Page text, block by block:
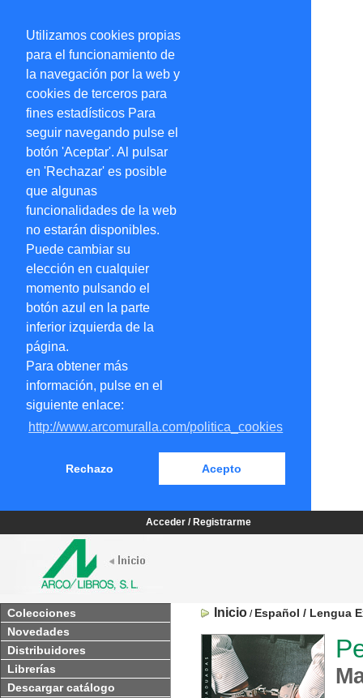
Utilizamos cookies propias
para el funcionamiento de
la navegación por la web y
cookies de terceros para
fines estadísticos Para
seguir navegando pulse el
botón 'Aceptar'. Al pulsar
en 'Rechazar' es posible
que algunas
funcionalidades de la web
no estarán disponibles.
Puede cambiar su
elección en cualquier
momento pulsando el
botón azul en la parte
inferior izquierda de la
página.
Para obtener más
información, pulse en el
siguiente enlace:
http://www.arcomuralla.com/politica_cookies
Rechazo Acepto
Acceder / Registrarme
Colecciones
Novedades
Distribuidores
Librerías
Descargar catálogo
Inicio / Español / Lengua